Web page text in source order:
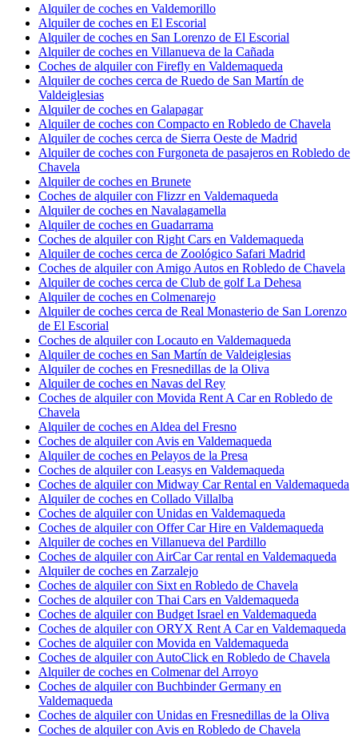
Alquiler de coches en Valdemorillo
Alquiler de coches en El Escorial
Alquiler de coches en San Lorenzo de El Escorial
Alquiler de coches en Villanueva de la Cañada
Coches de alquiler con Firefly en Valdemaqueda
Alquiler de coches cerca de Ruedo de San Martín de
Valdeiglesias
Alquiler de coches en Galapagar
Alquiler de coches con Compacto en Robledo de Chavela
Alquiler de coches cerca de Sierra Oeste de Madrid
Alquiler de coches con Furgoneta de pasajeros en Robledo de
Chavela
Alquiler de coches en Brunete
Coches de alquiler con Flizzr en Valdemaqueda
Alquiler de coches en Navalagamella
Alquiler de coches en Guadarrama
Coches de alquiler con Right Cars en Valdemaqueda
Alquiler de coches cerca de Zoológico Safari Madrid
Coches de alquiler con Amigo Autos en Robledo de Chavela
Alquiler de coches cerca de Club de golf La Dehesa
Alquiler de coches en Colmenarejo
Alquiler de coches cerca de Real Monasterio de San Lorenzo
de El Escorial
Coches de alquiler con Locauto en Valdemaqueda
Alquiler de coches en San Martín de Valdeiglesias
Alquiler de coches en Fresnedillas de la Oliva
Alquiler de coches en Navas del Rey
Coches de alquiler con Movida Rent A Car en Robledo de
Chavela
Alquiler de coches en Aldea del Fresno
Coches de alquiler con Avis en Valdemaqueda
Alquiler de coches en Pelayos de la Presa
Coches de alquiler con Leasys en Valdemaqueda
Coches de alquiler con Midway Car Rental en Valdemaqueda
Alquiler de coches en Collado Villalba
Coches de alquiler con Unidas en Valdemaqueda
Coches de alquiler con Offer Car Hire en Valdemaqueda
Alquiler de coches en Villanueva del Pardillo
Coches de alquiler con AirCar Car rental en Valdemaqueda
Alquiler de coches en Zarzalejo
Coches de alquiler con Sixt en Robledo de Chavela
Coches de alquiler con Thai Cars en Valdemaqueda
Coches de alquiler con Budget Israel en Valdemaqueda
Coches de alquiler con ORYX Rent A Car en Valdemaqueda
Coches de alquiler con Movida en Valdemaqueda
Coches de alquiler con AutoClick en Robledo de Chavela
Alquiler de coches en Colmenar del Arroyo
Coches de alquiler con Buchbinder Germany en
Valdemaqueda
Coches de alquiler con Unidas en Fresnedillas de la Oliva
Coches de alquiler con Avis en Robledo de Chavela